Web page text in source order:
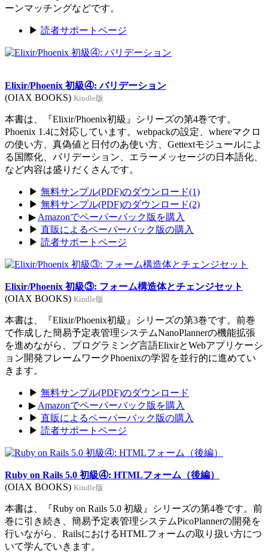
ーンマッチングなどです。
▶ 読者サポートページ
Elixir/Phoenix 初級④: バリデーション
(OIAX BOOKS) Kindle版
本書は、『Elixir/Phoenix初級』シリーズの第4巻です。
Phoenix 1.4に対応しています。webpackの設定、whereマクロ
の使い方、真偽値と日付のあ使い方、Gettextモジュールによ
る国際化、バリデーション、エラーメッセージの日本語化、
など内容は盛りだくさんです。
▶ 無料サンプル(PDF)のダウンロード(1)
▶ 無料サンプル(PDF)のダウンロード(2)
▶ Amazonでペーパーバック版を購入
▶ 直販によるペーパーバック版の購入
▶ 読者サポートページ
Elixir/Phoenix 初級③: フォーム構造体とチェンジセット
(OIAX BOOKS) Kindle版
本書は、『Elixir/Phoenix初級』シリーズの第3巻です。前巻
で作成した簡易予定表管理システムNanoPlannerの機能拡張
を進めながら、プログラミング言語ElixirとWebアプリケーシ
ョン開発フレームワークPhoenixの学習を並行的に進めてい
きます。
▶ 無料サンプル(PDF)のダウンロード
▶ Amazonでペーパーバック版を購入
▶ 直販によるペーパーバック版の購入
▶ 読者サポートページ
Ruby on Rails 5.0 初級④: HTMLフォーム（後編）
(OIAX BOOKS) Kindle版
本書は、『Ruby on Rails 5.0 初級』シリーズの第4巻です。前
巻に引き続き、簡易予定表管理システムPicoPlannerの開発を
行いながら、RailsにおけるHTMLフォームの取り扱い方につ
いて学んでいきます。